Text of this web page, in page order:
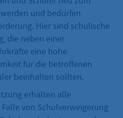
und bedürfen
Hier sind schulische
die neben einer
eine hohe
für die betroffenen
beinhalten sollten.
erhalten alle
von Schulverweigerung